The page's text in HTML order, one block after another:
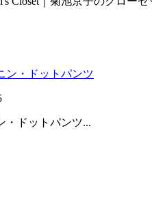
・ドットパンツ...